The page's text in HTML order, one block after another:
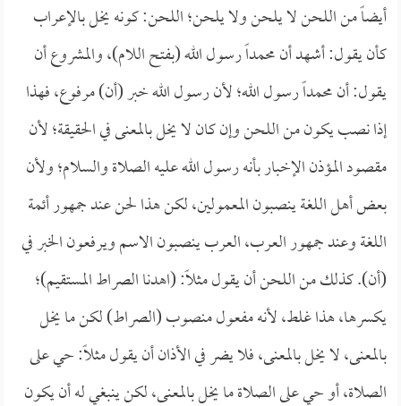
أيضاً من اللحن لا يلحن ولا يلحن؛ اللحن: كونه يخل بالإعراب
كأن يقول: أشهد أن محمداً رسول الله (بفتح اللام)، والمشروع أن
يقول: أن محمداً رسول الله؛ لأن رسول الله خبر (أن) مرفوع، فهذا
إذا نصب يكون من اللحن وإن كان لا يخل بالمعنى في الحقيقة؛ لأن
مقصود المؤذن الإخبار بأنه رسول الله عليه الصلاة والسلام؛ ولأن
بعض أهل اللغة ينصبون المعمولين، لكن هذا لحن عند جمهور أئمة
اللغة وعند جمهور العرب، العرب ينصبون الاسم ويرفعون الخبر في
(أن). كذلك من اللحن أن يقول مثلاً: (اهدنا الصراط المستقيم)؛
يكسرها، هذا غلط، لأنه مفعول منصوب (الصراط) لكن ما يخل
بالمعنى، لا يخل بالمعنى، فلا يضر في الأذان أن يقول مثلاً: حي على
الصلاة، أو حي على الصلاة ما يخل بالمعنى، لكن ينبغي له أن يكون